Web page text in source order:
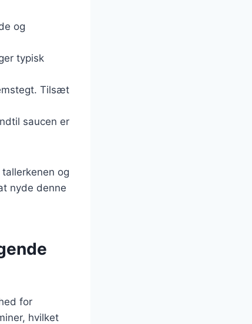
og
typisk
Tilsæt
saucen er
og
nyde denne
for
hvilket